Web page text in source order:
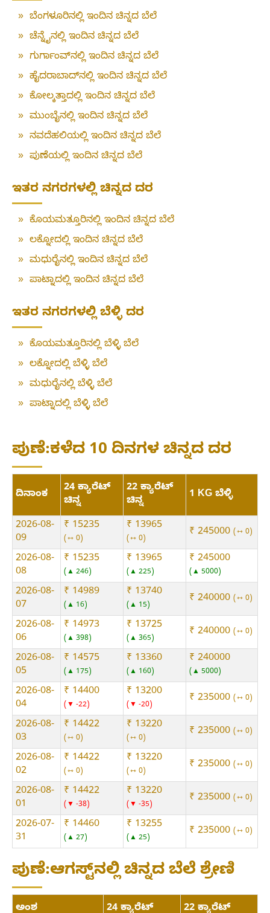
» ಬೆಂಗಳೂರಿನಲ್ಲಿ ಇಂದಿನ ಚಿನ್ನದ ಬೆಲೆ
» ಚೆನ್ನೈನಲ್ಲಿ ಇಂದಿನ ಚಿನ್ನದ ಬೆಲೆ
» ಗುರ್ಗಾಂವ್‌ನಲ್ಲಿ ಇಂದಿನ ಚಿನ್ನದ ಬೆಲೆ
» ಹೈದರಾಬಾದ್‌ನಲ್ಲಿ ಇಂದಿನ ಚಿನ್ನದ ಬೆಲೆ
» ಕೋಲ್ಕತ್ತಾದಲ್ಲಿ ಇಂದಿನ ಚಿನ್ನದ ಬೆಲೆ
» ಮುಂಬೈನಲ್ಲಿ ಇಂದಿನ ಚಿನ್ನದ ಬೆಲೆ
» ನವದೆಹಲಿಯಲ್ಲಿ ಇಂದಿನ ಚಿನ್ನದ ಬೆಲೆ
» ಪುಣೆಯಲ್ಲಿ ಇಂದಿನ ಚಿನ್ನದ ಬೆಲೆ
ಇತರ ನಗರಗಳಲ್ಲಿ ಚಿನ್ನದ ದರ
» ಕೊಯಮತ್ತೂರಿನಲ್ಲಿ ಇಂದಿನ ಚಿನ್ನದ ಬೆಲೆ
» ಲಕ್ನೋದಲ್ಲಿ ಇಂದಿನ ಚಿನ್ನದ ಬೆಲೆ
» ಮಧುರೈನಲ್ಲಿ ಇಂದಿನ ಚಿನ್ನದ ಬೆಲೆ
» ಪಾಟ್ನಾದಲ್ಲಿ ಇಂದಿನ ಚಿನ್ನದ ಬೆಲೆ
ಇತರ ನಗರಗಳಲ್ಲಿ ಬೆಳ್ಳಿ ದರ
» ಕೊಯಮತ್ತೂರಿನಲ್ಲಿ ಬೆಳ್ಳಿ ಬೆಲೆ
» ಲಕ್ನೋದಲ್ಲಿ ಬೆಳ್ಳಿ ಬೆಲೆ
» ಮಧುರೈನಲ್ಲಿ ಬೆಳ್ಳಿ ಬೆಲೆ
» ಪಾಟ್ನಾದಲ್ಲಿ ಬೆಳ್ಳಿ ಬೆಲೆ
ಪುಣೆ:ಕಳೆದ 10 ದಿನಗಳ ಚಿನ್ನದ ದರ
ದಿನಾಂಕ
24 ಕ್ಯಾರೆಟ್
ಚಿನ್ನ
22 ಕ್ಯಾರೆಟ್
ಚಿನ್ನ
1 KG ಬೆಳ್ಳಿ
2026-08-
09
₹ 15235
⇿ 0
₹ 13965
⇿ 0 ₹ 245000 ⇿ 0
2026-08-
08
₹ 15235
▲ 246
₹ 13965
▲ 225
₹ 245000
▲ 5000
2026-08-
07
₹ 14989
▲ 16
₹ 13740
▲ 15 ₹ 240000 ⇿ 0
2026-08-
06
₹ 14973
▲ 398
₹ 13725
▲ 365 ₹ 240000 ⇿ 0
2026-08-
05
₹ 14575
▲ 175
₹ 13360
▲ 160
₹ 240000
▲ 5000
2026-08-
04
₹ 14400
▼ -22
₹ 13200
▼ -20 ₹ 235000 ⇿ 0
2026-08-
03
₹ 14422
⇿ 0
₹ 13220
⇿ 0 ₹ 235000 ⇿ 0
2026-08-
02
₹ 14422
⇿ 0
₹ 13220
⇿ 0 ₹ 235000 ⇿ 0
2026-08-
01
₹ 14422
▼ -38
₹ 13220
▼ -35 ₹ 235000 ⇿ 0
2026-07-
31
₹ 14460
▲ 27
₹ 13255
▲ 25 ₹ 235000 ⇿ 0
ಪುಣೆ:ಆಗಸ್ಟ್‌ನಲ್ಲಿ ಚಿನ್ನದ ಬೆಲೆ ಶ್ರೇಣಿ
ಅಂಶ 24 ಕ್ಯಾರೆಟ್
22 ಕ್ಯಾರೆಟ್